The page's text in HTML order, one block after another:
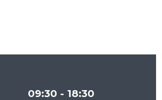
09:30 - 18:30